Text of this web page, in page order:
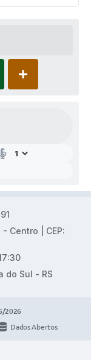
Centro | CEP:
do Sul - RS
2026
Dados Abertos